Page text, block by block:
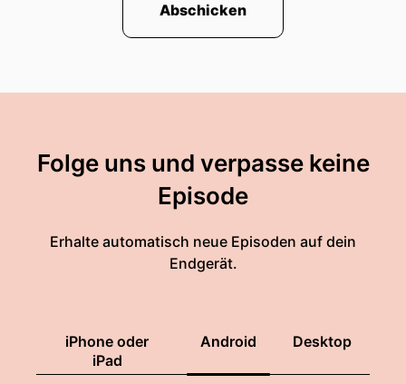
Abschicken
Folge uns und verpasse keine
Episode
Erhalte automatisch neue Episoden auf dein
Endgerät.
iPhone oder
iPad
Android Desktop